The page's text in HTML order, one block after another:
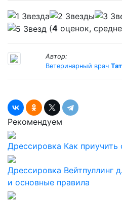
(4 оценок,
Автор:
Ветеринарный врач
Рекомендуем
Дрессировка Как приучить
Дрессировка Вейтпуллинг
и основные правила